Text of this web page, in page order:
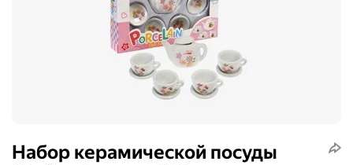
Набор керамической посуды